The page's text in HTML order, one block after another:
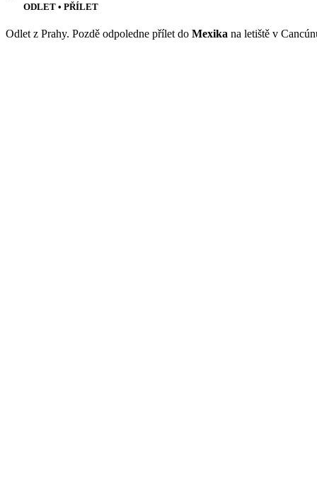
ODLET • PŘÍLET
Odlet z Prahy. Pozdě odpoledne přílet do Mexika na letiště v